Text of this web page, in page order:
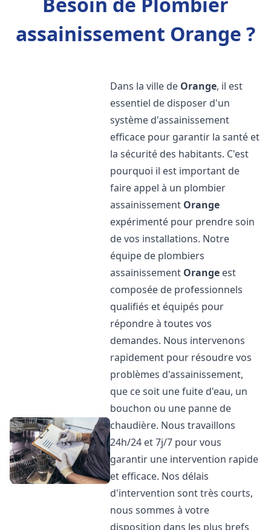
assainissement Orange ?
Dans la ville de Orange, il est
essentiel de disposer d'un
système d'assainissement
efficace pour garantir la santé et
la sécurité des habitants. C'est
pourquoi il est important de
faire appel à un plombier
assainissement Orange
expérimenté pour prendre soin
de vos installations. Notre
équipe de plombiers
assainissement Orange est
composée de professionnels
qualifiés et équipés pour
répondre à toutes vos
demandes. Nous intervenons
rapidement pour résoudre vos
problèmes d'assainissement,
que ce soit une fuite d'eau, un
bouchon ou une panne de
chaudière. Nous travaillons
24h/24 et 7j/7 pour vous
garantir une intervention rapide
et efficace. Nos délais
d'intervention sont très courts,
nous sommes à votre
disposition dans les plus brefs